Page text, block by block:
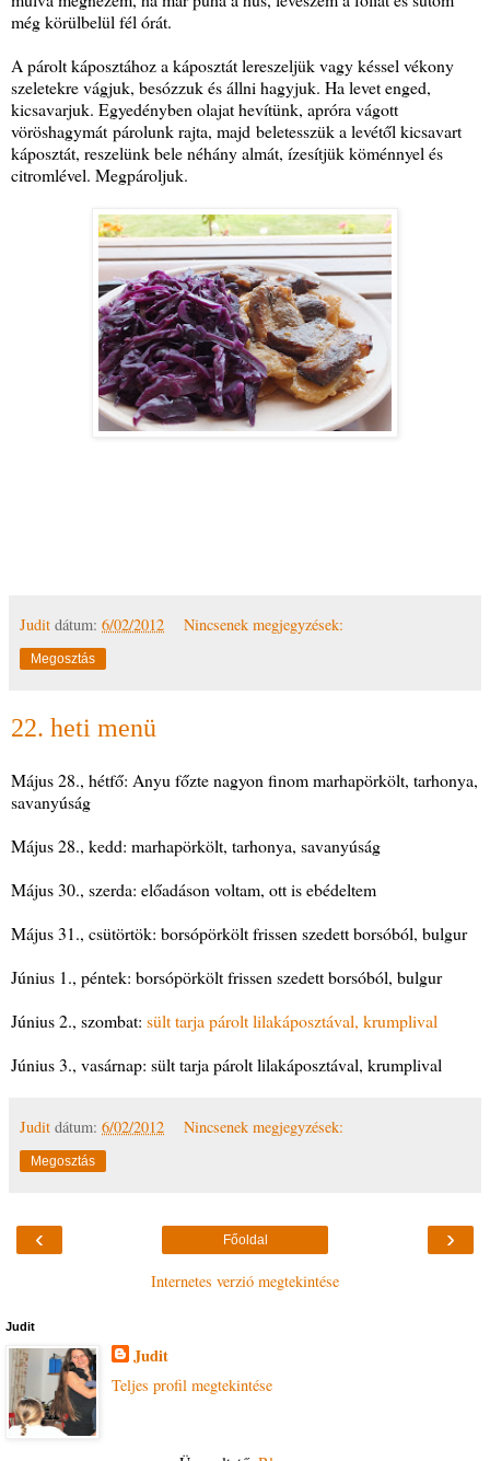
még körülbelül fél órát.
A párolt káposztához a káposztát lereszeljük vagy késsel vékony
szeletekre vágjuk, besózzuk és állni hagyjuk. Ha levet enged,
kicsavarjuk. Egyedényben olajat hevítünk, apróra vágott
vöröshagymát párolunk rajta, majd beletesszük a levétől kicsavart
káposztát, reszelünk bele néhány almát, ízesítjük köménnyel és
citromlével. Megpároljuk.
Judit dátum: 6/02/2012 Nincsenek megjegyzések:
Megosztás
22. heti menü
Május 28., hétfő: Anyu főzte nagyon finom marhapörkölt, tarhonya,
savanyúság
Május 28., kedd: marhapörkölt, tarhonya, savanyúság
Május 30., szerda: előadáson voltam, ott is ebédeltem
Május 31., csütörtök: borsópörkölt frissen szedett borsóból, bulgur
Június 1., péntek: borsópörkölt frissen szedett borsóból, bulgur
Június 2., szombat: sült tarja párolt lilakáposztával, krumplival
Június 3., vasárnap: sült tarja párolt lilakáposztával, krumplival
Judit dátum: 6/02/2012 Nincsenek megjegyzések:
Megosztás
‹ ›
Főoldal
Internetes verzió megtekintése
Judit
Judit
Teljes profil megtekintése